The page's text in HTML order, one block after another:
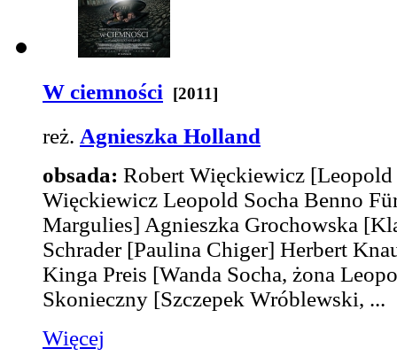
W ciemności [2011]
reż. Agnieszka Holland
obsada: Robert Więckiewicz [Leopold
Więckiewicz Leopold Socha Benno
Margulies] Agnieszka Grochowska
Schrader [Paulina Chiger] Herbert
Kinga Preis [Wanda Socha, żona
Skonieczny [Szczepek Wróblewski, ...
Więcej